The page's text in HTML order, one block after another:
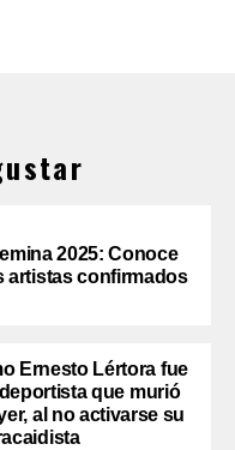
2025: Conoce
artistas confirmados
Ernesto Lértora fue
que murió
al no activarse su